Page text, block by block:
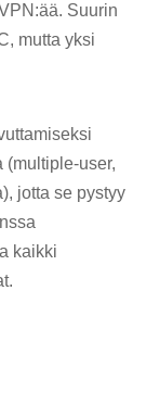
Suurin
mutta yksi
(multiple-user,
jotta se pystyy
kaikki